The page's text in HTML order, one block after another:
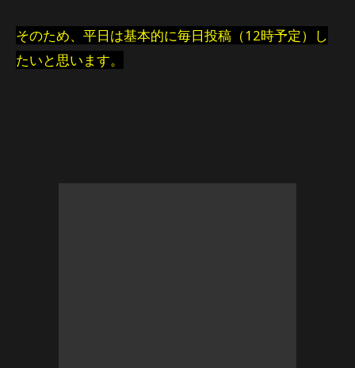
そのため、平日は基本的に毎日投稿（12時予定）し
たいと思います。